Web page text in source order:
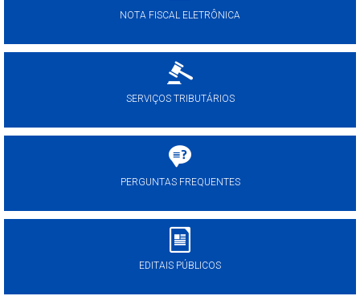
NOTA FISCAL ELETRÔNICA
SERVIÇOS TRIBUTÁRIOS
PERGUNTAS FREQUENTES
EDITAIS PÚBLICOS